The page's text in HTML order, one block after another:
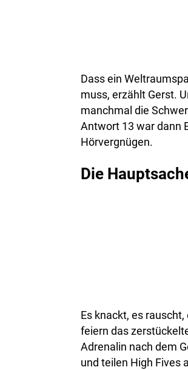
Dass ein
muss, erzählt Gerst.
manchmal die
Antwort 13 war dann
Hörvergnügen.
Die
Es knackt, es
feiern das
Adrenalin nach dem
und teilen High Fives